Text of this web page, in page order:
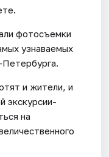
фотосъемки
узнаваемых
и жители, и
экскурсии-
на